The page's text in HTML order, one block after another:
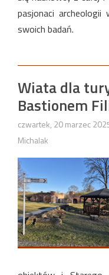
pasjonaci
swoich badań.
Wiata dla
Bastionem
czwartek, 20 marzec
Michalak